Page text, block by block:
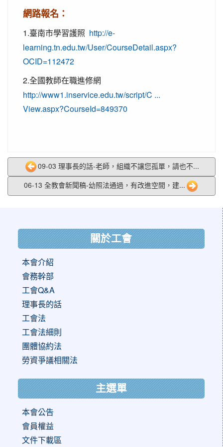
網路報名：
1.臺南市學習護照 http://e-
learning.tn.edu.tw/User/CourseDetail.aspx?
OCID=112472
2.全國教師在職進修網
http://www1.inservice.edu.tw/script/C ...
View.aspx?CourseId=849370
09-03 理事長的話-老師，組織不讓您孤單，請也不...
06-13 全教會新聞稿-幼照法通過，有改進空間，建...
關於工會
本會介紹
會務幹部
工會Q&A
理事長的話
工會法
工會法細則
團體協約法
勞資爭議相關法
主選單
本會公告
會員權益
文件下載區